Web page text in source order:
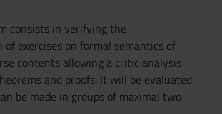
consists in verifying the
exercises on formal semantics of
contents allowing a critic analysis
and proofs. It will be evaluated
be made in groups of maximal two